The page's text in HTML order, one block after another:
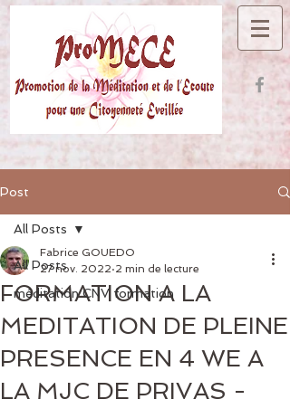
Post
All Posts
méditation CNV formation
All Posts
FORMATION A LA
MEDITATION DE PLEINE
PRESENCE EN 4 WE A
LA MJC DE PRIVAS -
Fabrice GOUEDO
27 nov. 2022 2 min de lecture